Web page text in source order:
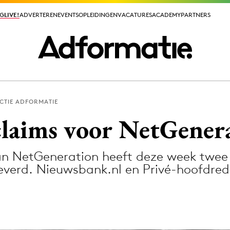
ADVERTERENEVENTSOPLEIDINGENVACATURESACADEMYPARTNERS
ADVERTERENEVENTSOPLEIDINGENVACATURESACADEMYPARTNERS
ADFORMATIE
voor
NetGeneration heeft deze week
Nieuwsbank.nl en Privé-